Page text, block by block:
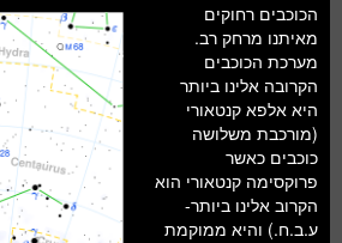
עתידנות
סקירות ספרים
טעימות מדע
הכוכבים רחוקים
מאיתנו מרחק רב.
מערכת הכוכבים
הקרובה אלינו ביותר
היא אלפא קנטאורי
(מורכבת משלושה
כוכבים כאשר
פרוקסימה קנטאורי הוא
הקרוב אלינו ביותר-
ע.ב.ח.) והיא ממוקמת